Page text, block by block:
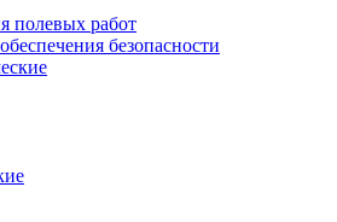
полевых работ
безопасности